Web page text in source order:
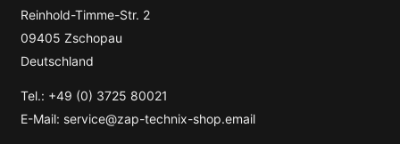
Reinhold-Timme-Str. 2
09405 Zschopau
Deutschland
Tel.: +49 (0) 3725 80021
E-Mail: service@zap-technix-shop.email